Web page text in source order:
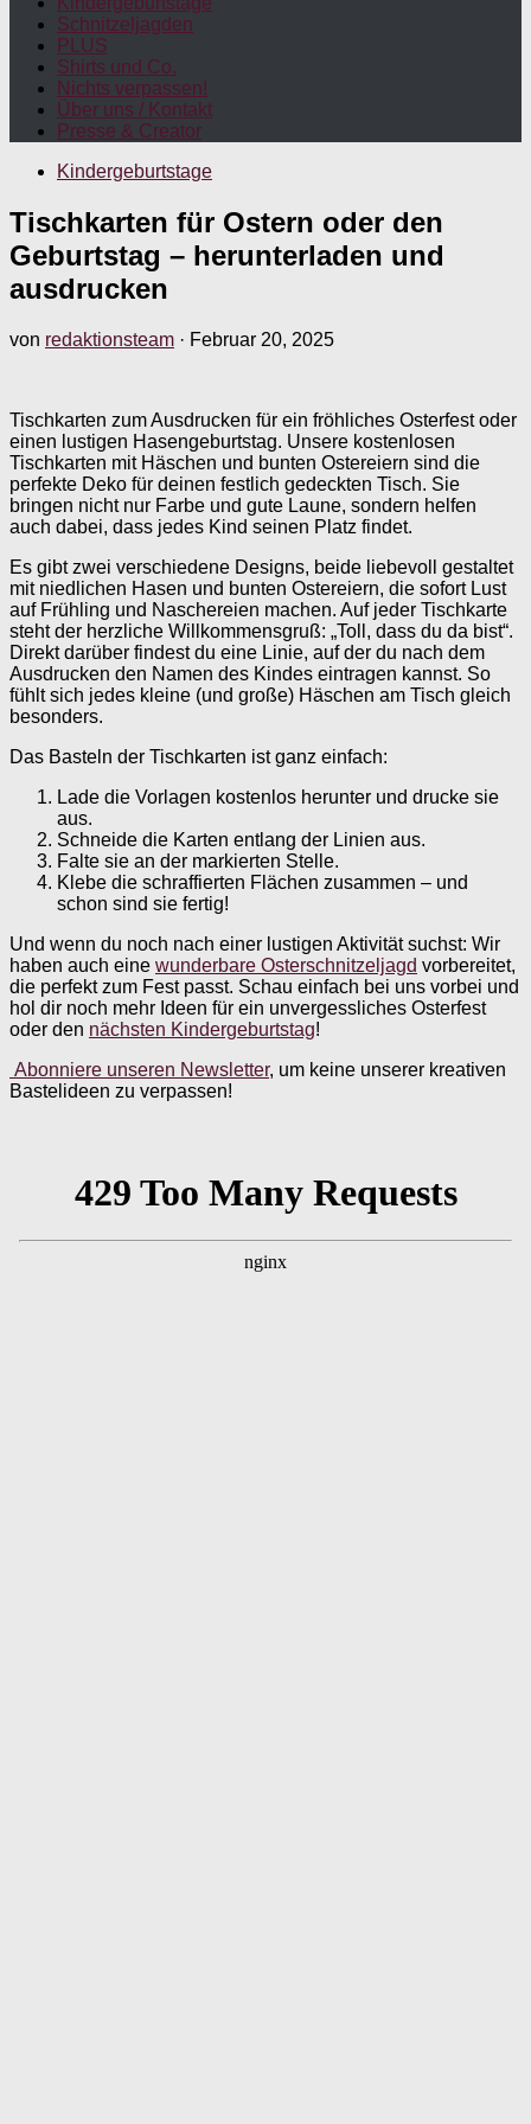
Schnitzeljagden
PLUS
Shirts und Co.
Nichts verpassen!
Über uns / Kontakt
Presse & Creator
Kindergeburtstage
Tischkarten für Ostern oder den
Geburtstag – herunterladen und
ausdrucken
von redaktionsteam · Februar 20, 2025
Tischkarten zum Ausdrucken für ein fröhliches Osterfest oder
einen lustigen Hasengeburtstag. Unsere kostenlosen
Tischkarten mit Häschen und bunten Ostereiern sind die
perfekte Deko für deinen festlich gedeckten Tisch. Sie
bringen nicht nur Farbe und gute Laune, sondern helfen
auch dabei, dass jedes Kind seinen Platz findet.
Es gibt zwei verschiedene Designs, beide liebevoll gestaltet
mit niedlichen Hasen und bunten Ostereiern, die sofort Lust
auf Frühling und Naschereien machen. Auf jeder Tischkarte
steht der herzliche Willkommensgruß: „Toll, dass du da bist“.
Direkt darüber findest du eine Linie, auf der du nach dem
Ausdrucken den Namen des Kindes eintragen kannst. So
fühlt sich jedes kleine (und große) Häschen am Tisch gleich
besonders.
Das Basteln der Tischkarten ist ganz einfach:
Lade die Vorlagen kostenlos herunter und drucke sie
aus.
Schneide die Karten entlang der Linien aus.
Falte sie an der markierten Stelle.
Klebe die schraffierten Flächen zusammen – und
schon sind sie fertig!
Und wenn du noch nach einer lustigen Aktivität suchst: Wir
haben auch eine wunderbare Osterschnitzeljagd vorbereitet,
die perfekt zum Fest passt. Schau einfach bei uns vorbei und
hol dir noch mehr Ideen für ein unvergessliches Osterfest
oder den nächsten Kindergeburtstag!
Abonniere unseren Newsletter, um keine unserer kreativen
Bastelideen zu verpassen!